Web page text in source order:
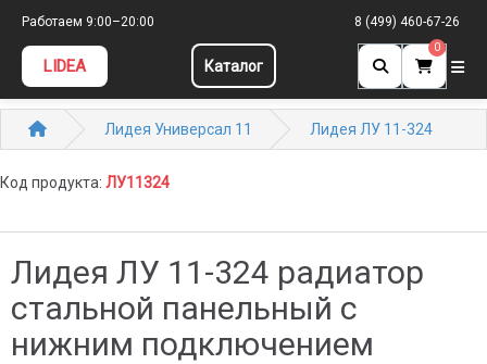
Работаем 9:00–20:00 8 (499) 460-67-26
LIDEA Каталог
0
Лидея Универсал 11 Лидея ЛУ 11-324
Код продукта: ЛУ11324
Лидея ЛУ 11-324 радиатор
стальной панельный с
нижним подключением